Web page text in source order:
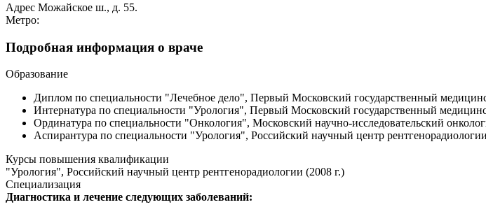
Адрес Можайское ш., д. 55.
Метро:
Подробная информация о враче
Образование
Диплом по специальности "Лечебное дело", Первый Московский государственный
Интернатура по специальности "Урология", Первый Московский государственный
Ординатура по специальности "Онкология", Московский научно-исследовательский
Аспирантура по специальности "Урология", Российский научный центр
Курсы повышения квалификации
"Урология", Российский научный центр рентгенорадиологии (2008 г.)
Специализация
Диагностика и лечение следующих заболеваний: